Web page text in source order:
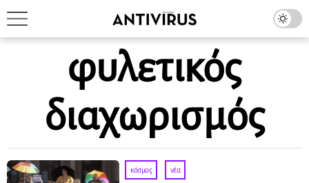
φυλετικός
διαχωρισμός
κόσμος · νέα